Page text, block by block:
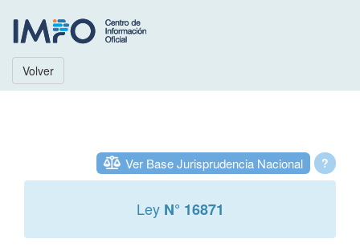
Volver
?
Ver Base Jurisprudencia Nacional
Ley N° 16871